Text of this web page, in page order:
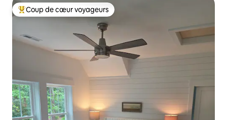
Coups de cœur voyageurs les plus appréciés
Coup de cœur voyageurs